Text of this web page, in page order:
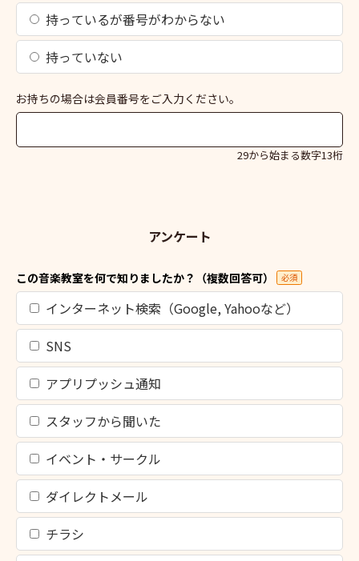
持っているが番号がわからない
持っていない
お持ちの場合は会員番号をご入力ください。
29から始まる数字13桁
アンケート
この音楽教室を何で知りましたか？（複数回答可） 必須
インターネット検索（Google, Yahooなど）
SNS
アプリプッシュ通知
スタッフから聞いた
イベント・サークル
ダイレクトメール
チラシ